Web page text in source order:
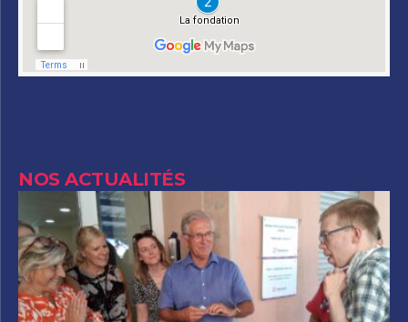
NOS ACTUALITÉS